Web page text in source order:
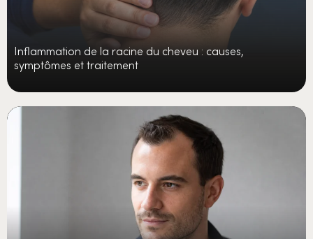
Inflammation de la racine du cheveu : causes,
symptômes et traitement